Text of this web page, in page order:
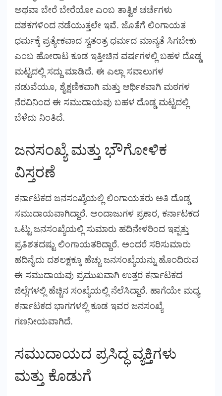
ಅಥವಾ ಬೇರೆ ಬೇರೆಯೋ ಎಂಬ ತಾತ್ವಿಕ ಚರ್ಚೆಗಳು
ದಶಕಗಳಿಂದ ನಡೆಯುತ್ತಲೇ ಇವೆ. ಜೊತೆಗೆ ಲಿಂಗಾಯತ
ಧರ್ಮಕ್ಕೆ ಪ್ರತ್ಯೇಕವಾದ ಸ್ವತಂತ್ರ ಧರ್ಮದ ಮಾನ್ಯತೆ ಸಿಗಬೇಕು
ಎಂಬ ಹೋರಾಟ ಕೂಡ ಇತ್ತೀಚಿನ ವರ್ಷಗಳಲ್ಲಿ ಬಹಳ ದೊಡ್ಡ
ಮಟ್ಟದಲ್ಲಿ ಸದ್ದು ಮಾಡಿದೆ. ಈ ಎಲ್ಲಾ ಸವಾಲುಗಳ
ನಡುವೆಯೂ, ಶೈಕ್ಷಣಿಕವಾಗಿ ಮತ್ತು ಆರ್ಥಿಕವಾಗಿ ಮಠಗಳ
ನೆರವಿನಿಂದ ಈ ಸಮುದಾಯವು ಬಹಳ ದೊಡ್ಡ ಮಟ್ಟದಲ್ಲಿ
ಬೆಳೆದು ನಿಂತಿದೆ.
ಜನಸಂಖ್ಯೆ ಮತ್ತು ಭೌಗೋಳಿಕ
ವಿಸ್ತರಣೆ
ಕರ್ನಾಟಕದ ಜನಸಂಖ್ಯೆಯಲ್ಲಿ ಲಿಂಗಾಯತರು ಅತಿ ದೊಡ್ಡ
ಸಮುದಾಯವಾಗಿದ್ದಾರೆ. ಅಂದಾಜುಗಳ ಪ್ರಕಾರ, ಕರ್ನಾಟಕದ
ಒಟ್ಟು ಜನಸಂಖ್ಯೆಯಲ್ಲಿ ಸುಮಾರು ಹದಿನೇಳರಿಂದ ಇಪ್ಪತ್ತು
ಪ್ರತಿಶತದಷ್ಟು ಲಿಂಗಾಯತರಿದ್ದಾರೆ. ಅಂದರೆ ಸರಿಸುಮಾರು
ಹದಿನೈದು ದಶಲಕ್ಷಕ್ಕೂ ಹೆಚ್ಚು ಜನಸಂಖ್ಯೆಯನ್ನು ಹೊಂದಿರುವ
ಈ ಸಮುದಾಯವು ಪ್ರಮುಖವಾಗಿ ಉತ್ತರ ಕರ್ನಾಟಕದ
ಜಿಲ್ಲೆಗಳಲ್ಲಿ ಹೆಚ್ಚಿನ ಸಂಖ್ಯೆಯಲ್ಲಿ ನೆಲೆಸಿದ್ದಾರೆ. ಹಾಗೆಯೇ ಮಧ್ಯ
ಕರ್ನಾಟಕದ ಭಾಗಗಳಲ್ಲಿ ಕೂಡ ಇವರ ಜನಸಂಖ್ಯೆ
ಗಣನೀಯವಾಗಿದೆ.
ಸಮುದಾಯದ ಪ್ರಸಿದ್ಧ ವ್ಯಕ್ತಿಗಳು
ಮತ್ತು ಕೊಡುಗೆ